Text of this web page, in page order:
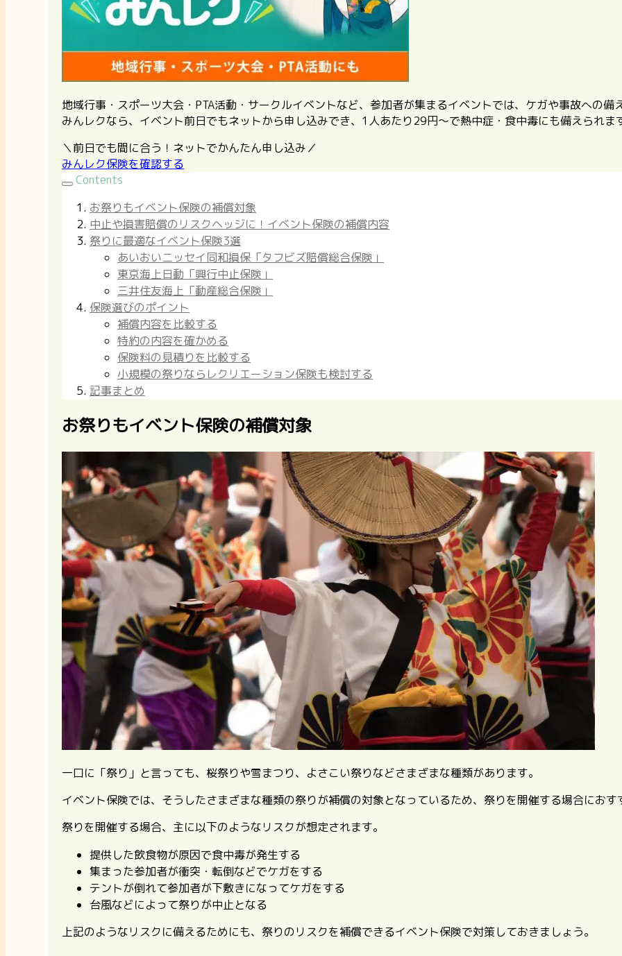
地域行事・スポーツ大会・PTA活動・サークルイベントなど、参加者が集まるイベントでは、ケガや事故への備
みんレクなら、イベント前日でもネットから申し込みでき、1人あたり29円〜で熱中症・食中毒にも備えられま
＼前日でも間に合う！ネットでかんたん申し込み／
みんレク保険を確認する
Contents
お祭りもイベント保険の補償対象
中止や損害賠償のリスクヘッジに！イベント保険の補償内容
祭りに最適なイベント保険3選
あいおいニッセイ同和損保「タフビズ賠償総合保険」
東京海上日動「興行中止保険」
三井住友海上「動産総合保険」
保険選びのポイント
補償内容を比較する
特約の内容を確かめる
保険料の見積りを比較する
小規模の祭りならレクリエーション保険も検討する
記事まとめ
お祭りもイベント保険の補償対象
一口に「祭り」と言っても、桜祭りや雪まつり、よさこい祭りなどさまざまな種類があります。
イベント保険では、そうしたさまざまな種類の祭りが補償の対象となっているため、祭りを開催する場合にお
祭りを開催する場合、主に以下のようなリスクが想定されます。
提供した飲食物が原因で食中毒が発生する
集まった参加者が衝突・転倒などでケガをする
テントが倒れて参加者が下敷きになってケガをする
台風などによって祭りが中止となる
上記のようなリスクに備えるためにも、祭りのリスクを補償できるイベント保険で対策しておきましょう。